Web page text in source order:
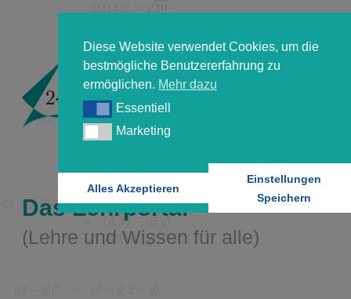
Diese Website verwendet Cookies, um die
bestmögliche Benutzererfahrung zu
ermöglichen. Mehr dazu
EssentiellEssentiell
MarketingMarketing
Alles Akzeptieren
Einstellungen
Speichern
Das Lehrportal
(Lehre und Wissen für alle)